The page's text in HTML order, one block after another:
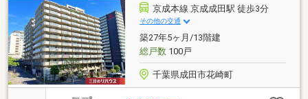
京成本線 京成成田駅 徒歩3分
その他の交通
築27年5ヶ月/13階建
総戸数100戸
千葉県成田市花崎町